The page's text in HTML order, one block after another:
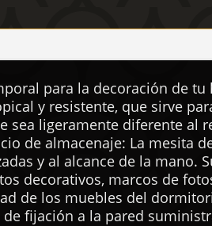
para la decoración de tu
y resistente, que sirve
sea ligeramente diferente al
de almacenaje: La mesita
y al alcance de la mano.
decorativos, marcos de
de los muebles del
fijación a la pared